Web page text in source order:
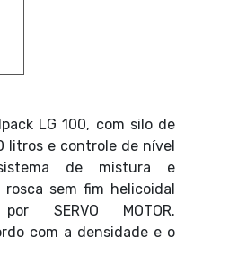
LG 100, com silo de
litros e controle de nível
de mistura e
sem fim helicoidal
SERVO MOTOR.
com a densidade e o